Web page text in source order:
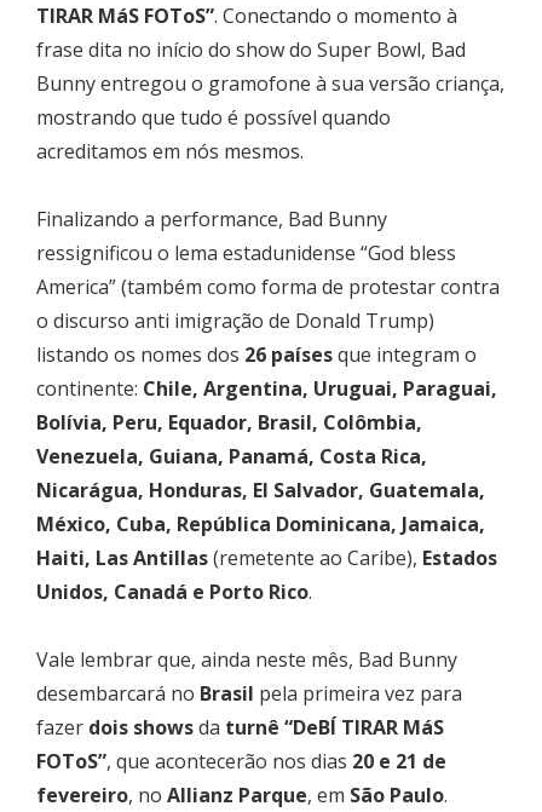
TIRAR MáS FOToS”. Conectando o momento à
frase dita no início do show do Super Bowl, Bad
Bunny entregou o gramofone à sua versão criança,
mostrando que tudo é possível quando
acreditamos em nós mesmos.
Finalizando a performance, Bad Bunny
ressignificou o lema estadunidense “God bless
America” (também como forma de protestar contra
o discurso anti imigração de Donald Trump)
listando os nomes dos 26 paísesque integram o
continente: Chile, Argentina, Uruguai, Paraguai,
Bolívia, Peru, Equador, Brasil, Colômbia,
Venezuela, Guiana, Panamá, Costa Rica,
Nicarágua, Honduras, El Salvador, Guatemala,
México, Cuba, República Dominicana, Jamaica,
Haiti, Las Antillas(remetente ao Caribe), Estados
Unidos, Canadá e Porto Rico.
Vale lembrar que, ainda neste mês, Bad Bunny
desembarcará no Brasil pela primeira vez para
fazer dois showsda turnê “DeBÍ TIRAR MáS
FOToS”, que acontecerão nos dias 20 e 21 de
fevereiro, no Allianz Parque, em São Paulo.